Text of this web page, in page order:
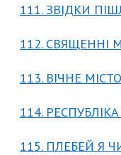
111. ЗВІДКИ
112. СВЯЩЕННІ
113. ВІЧНЕ МІСТО
114.
115. ПЛЕБЕЙ Я